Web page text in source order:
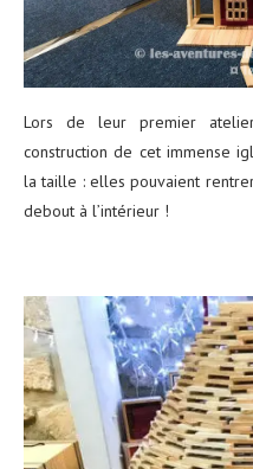
Lors de leur premier
construction de cet immense
la taille : elles pouvaient
debout à l’intérieur !